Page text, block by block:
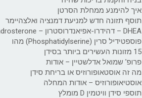
איך להימנע ממחלת הסרטן
תוסף תזונה חדש למניעת דמנציה ואלצהיימר
DHEA – דהידרו-אפיאנדרוסטרון – Dehydroepiandrosterone
פוספטידיל סרין (Phosphatidylserine) מהו
15 מזונות העשירים ביותר בסידן
פרופ' שמואל אדלשטיין – אודות
מה זה אוסטאופורוזיס או בריחת סידן
אוסטיאופורוזיס – אודות המחלה
תוספי סידן וויטמין D מומלץ